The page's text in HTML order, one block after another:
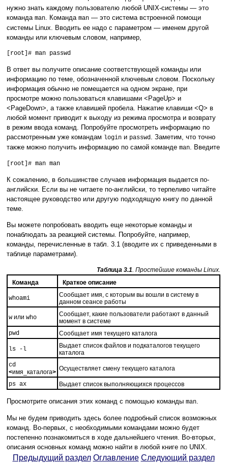
нужно знать каждому пользователю любой UNIX-системы — это
команда man. Команда man — это система встроенной помощи
системы Linux. Вводить ее надо с параметром — именем другой
команды или ключевым словом, например,
[root]# man passwd
В ответ вы получите описание соответствующей команды или
информацию по теме, обозначенной ключевым словом. Поскольку
информация обычно не помещается на одном экране, при
просмотре можно пользоваться клавишами <PageUp> и
<PageDown>, а также клавишей пробела. Нажатие клавиши <Q> в
любой момент приводит к выходу из режима просмотра и возврату
в режим ввода команд. Попробуйте просмотреть информацию по
рассмотренным уже командам login и passwd. Заметим, что точно
также можно получить информацию по самой команде man. Введите
[root]# man man
К сожалению, в большинстве случаев информация выдается по-
английски. Если вы не читаете по-английски, то терпеливо читайте
настоящее руководство или другую подходящую книгу по данной
теме.
Вы можете попробовать вводить еще некоторые команды и
понаблюдать за реакцией системы. Попробуйте, например,
команды, перечисленные в табл. 3.1 (вводите их с приведенными в
таблице параметрами).
Таблица 3.1. Простейшие команды Linux.
Команда
Краткое описание
whoami
Сообщает имя, с которым вы вошли в систему в
данном сеансе работы
w или who
Сообщает, какие пользователи работают в данный
момент в системе
pwd
Сообщает имя текущего каталога
ls -l
Выдает список файлов и подкаталогов текущего
каталога
cd
<имя_каталога> Осуществляет смену текущего каталога
ps ax Выдает список выполняющихся процессов
Просмотрите описания этих команд с помощью команды man.
Мы не будем приводить здесь более подробный список возможных
команд. Во-первых, с необходимыми командами можно будет
постепенно познакомиться в ходе дальнейшего чтения. Во-вторых,
описания основных команд можно найти в любой книге по UNIX.
Предыдущий раздел Оглавление Следующий раздел